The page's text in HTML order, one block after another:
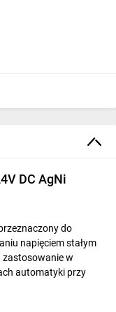
DC AgNi
do
napięciem stałym
zastosowanie w
automatyki przy